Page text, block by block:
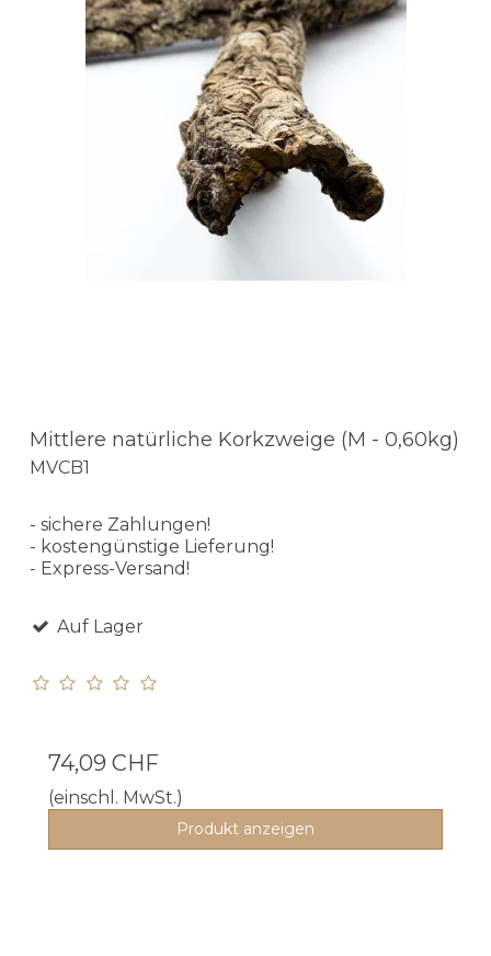
Mittlere natürliche Korkzweige (M - 0,60kg)
MVCB1
- sichere Zahlungen!
- kostengünstige Lieferung!
- Express-Versand!
Auf Lager
74,09 CHF
(einschl. MwSt.)
Produkt anzeigen